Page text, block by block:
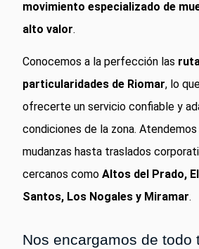
movimiento especializado de
alto valor.
Conocemos a la perfección las
particularidades de Riomar, lo
ofrecerte un servicio confiable y
condiciones de la zona.
mudanzas hasta traslados
cercanos como Altos del Prado,
Santos, Los Nogales y Miramar.
Nos encargamos de todo